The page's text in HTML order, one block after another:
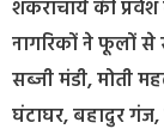
शंकराचार्य की
नागरिकों ने फूलों से
सब्जी मंडी, मोती
घंटाघर, बहादुर